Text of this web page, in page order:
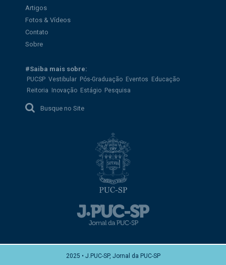
Artigos
Fotos & Vídeos
Contato
Sobre
#Saiba mais sobre:
PUCSP Vestibular Pós-Graduação Eventos
Educação
Reitoria
Inovação Estágio Pesquisa
Busque no Site
2025 • J.PUC-SP, Jornal da PUC-SP